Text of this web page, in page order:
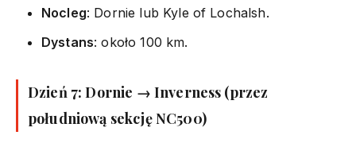
Nocleg: Dornie lub Kyle of Lochalsh.
Dystans: około 100 km.
Dzień 7: Dornie → Inverness (przez
południową sekcję NC500)